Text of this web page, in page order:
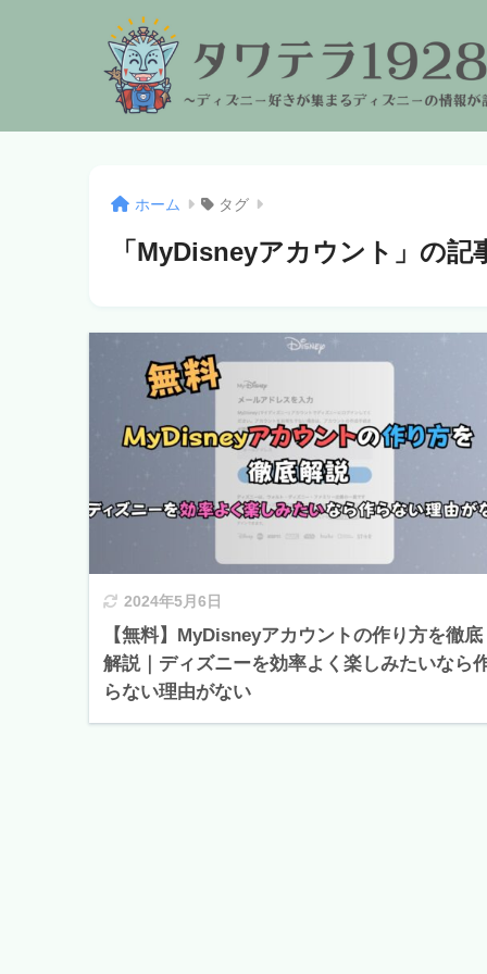
ホーム タグ
「MyDisneyアカウント」の記
2024年5月6日
【無料】MyDisneyアカウントの作り方を徹底
解説｜ディズニーを効率よく楽しみたいなら
らない理由がない